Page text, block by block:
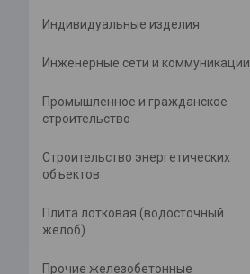
Индивидуальные изделия
Инженерные сети и коммуникации
Промышленное и гражданское
строительство
Строительство энергетических
объектов
Плита лотковая (водосточный
желоб)
Прочие железобетонные